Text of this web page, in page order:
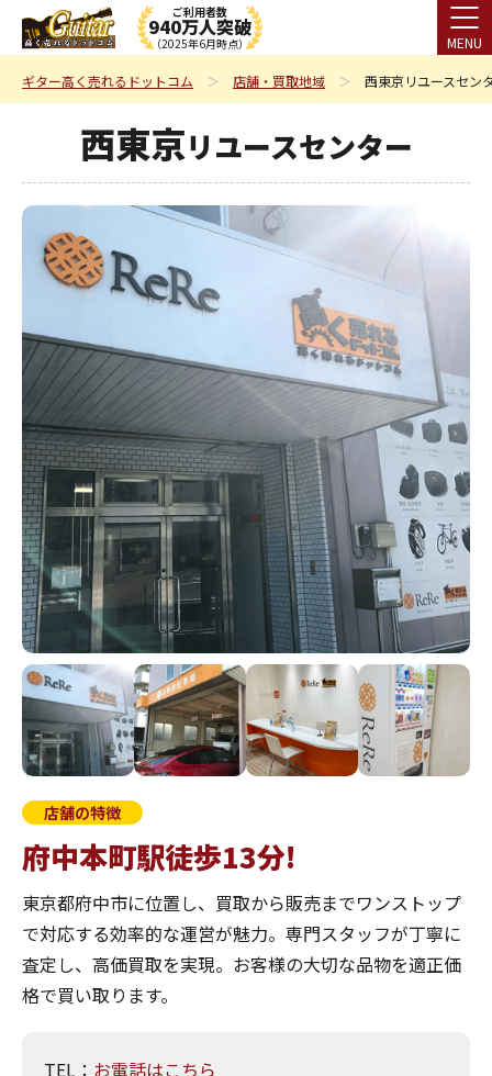
ご利用者数
940万人突破
（2025年6月時点） MENU
ギター高く売れるドットコム 店舗・買取地域 西東京リユースセン
西東京リユースセンター
店舗の特徴
府中本町駅徒歩13分!
東京都府中市に位置し、買取から販売までワンストップ
で対応する効率的な運営が魅力。専門スタッフが丁寧に
査定し、高価買取を実現。お客様の大切な品物を適正価
格で買い取ります。
TEL： お電話はこちら